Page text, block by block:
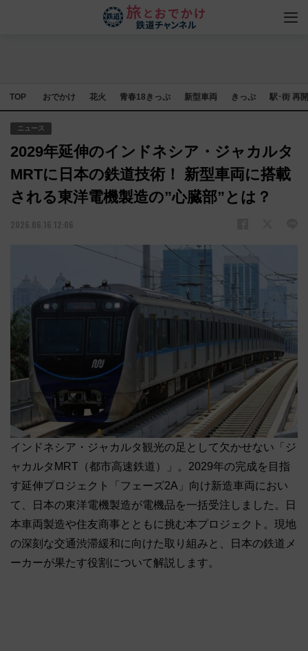
TOP おでかけ 花火 青春18きっぷ 新型車両 きっぷ 駅･街 再
ニュース
2029年延伸のインドネシア・ジャカルタ
MRTに日本の鉄道技術！ 新型車両に搭載
される東洋電機製造の”心臓部”とは？
2026.06.16 12:06
インドネシア・ジャカルタ観光の足として欠かせない「ジ
ャカルタMRT（都市高速鉄道）」。2029年の完成を目指
す延伸プロジェクト「フェーズ2A」向け新造車両におい
て、日本の東洋電機製造が電機品を一括受注しました。日
本車両製造や住友商事とともに挑む本プロジェクト。現地
の深刻な交通渋滞緩和に向けた取り組みと、日本の鉄道メ
ーカーが果たす役割について解説します。